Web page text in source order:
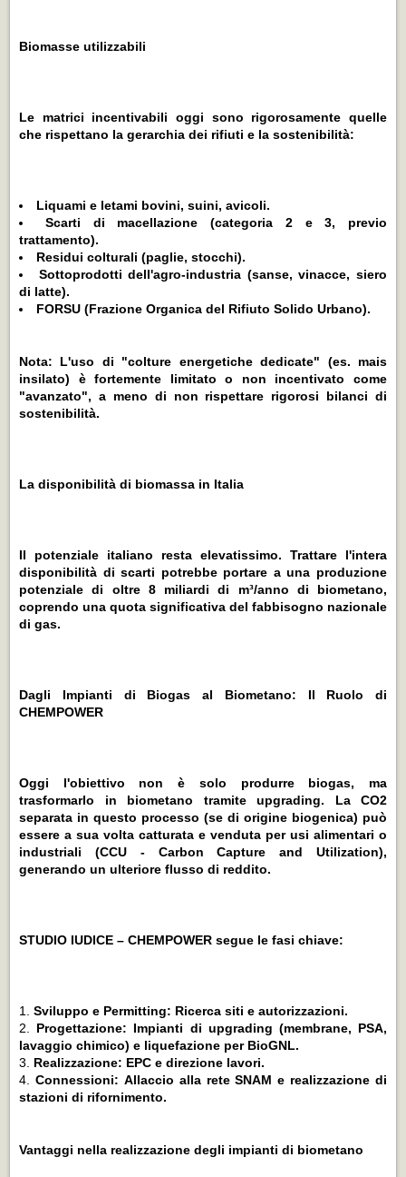
Biomasse utilizzabili
Le matrici incentivabili oggi sono rigorosamente quelle
che rispettano la gerarchia dei rifiuti e la sostenibilità:
Liquami e letami bovini, suini, avicoli.
Scarti di macellazione (categoria 2 e 3, previo
trattamento).
Residui colturali (paglie, stocchi).
Sottoprodotti dell'agro-industria (sanse, vinacce, siero
di latte).
FORSU (Frazione Organica del Rifiuto Solido Urbano).
Nota: L'uso di "colture energetiche dedicate" (es. mais
insilato) è fortemente limitato o non incentivato come
"avanzato", a meno di non rispettare rigorosi bilanci di
sostenibilità.
La disponibilità di biomassa in Italia
Il potenziale italiano resta elevatissimo. Trattare l'intera
disponibilità di scarti potrebbe portare a una produzione
potenziale di oltre 8 miliardi di m³/anno di biometano,
coprendo una quota significativa del fabbisogno nazionale
di gas.
Dagli Impianti di Biogas al Biometano: Il Ruolo di
CHEMPOWER
Oggi l'obiettivo non è solo produrre biogas, ma
trasformarlo in biometano tramite upgrading. La CO2
separata in questo processo (se di origine biogenica) può
essere a sua volta catturata e venduta per usi alimentari o
industriali (CCU - Carbon Capture and Utilization),
generando un ulteriore flusso di reddito.
STUDIO IUDICE – CHEMPOWER segue le fasi chiave:
Sviluppo e Permitting: Ricerca siti e autorizzazioni.
Progettazione: Impianti di upgrading (membrane, PSA,
lavaggio chimico) e liquefazione per BioGNL.
Realizzazione: EPC e direzione lavori.
Connessioni: Allaccio alla rete SNAM e realizzazione di
stazioni di rifornimento.
Vantaggi nella realizzazione degli impianti di biometano